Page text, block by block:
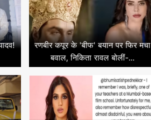
रणबीर कपूर के 'बीफ' बयान पर फिर मचा
बवाल, निकिता रावल बोलीं-...